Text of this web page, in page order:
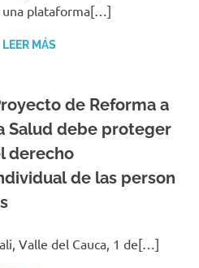
una plataforma[…]
LEER MÁS
de Reforma a
Salud debe proteger
derecho
de las person
Valle del Cauca, 1 de[…]